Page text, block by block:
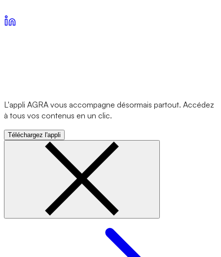
L'appli AGRA vous accompagne désormais partout. Accédez
à tous vos contenus en un clic.
Téléchargez l'appli